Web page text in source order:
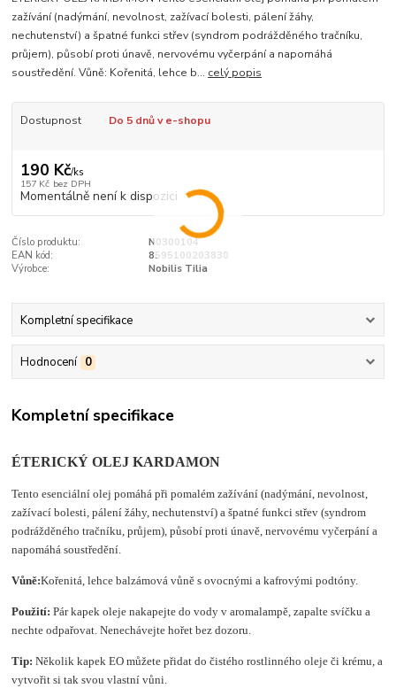
zažívání (nadýmání, nevolnost, zažívací bolesti, pálení žáhy,
nechutenství) a špatné funkci střev (syndrom podrážděného tračníku,
průjem), působí proti únavě, nervovému vyčerpání a napomáhá
soustředění. Vůně: Kořenitá, lehce b... celý popis
Dostupnost Do 5 dnů v e-shopu
190 Kč/ks
157 Kč bez DPH
Momentálně není k dispozici
Číslo produktu:
N0300104
EAN kód:
8595100203830
Výrobce:
Nobilis Tilia
Kompletní specifikace
Hodnocení 0
Kompletní specifikace
ÉTERICKÝ OLEJ KARDAMON
Tento esenciální olej pomáhá při pomalém zažívání (nadýmání, nevolnost,
zažívací bolesti, pálení žáhy, nechutenství) a špatné funkci střev (syndrom
podrážděného tračníku, průjem), působí proti únavě, nervovému vyčerpání a
napomáhá soustředění.
Vůně:Kořenitá, lehce balzámová vůně s ovocnými a kafrovými podtóny.
Použití: Pár kapek oleje nakapejte do vody v aromalampě, zapalte svíčku a
nechte odpařovat. Nenechávejte hořet bez dozoru.
Tip: Několik kapek EO můžete přidat do čistého rostlinného oleje či krému, a
vytvořit si tak svou vlastní vůni.